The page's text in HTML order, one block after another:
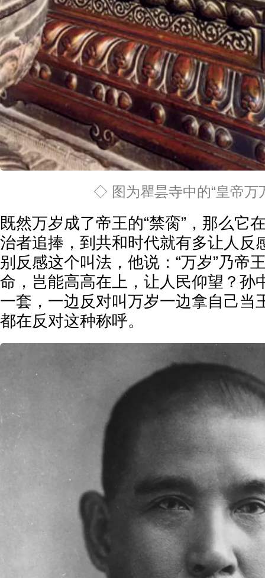
◇ 图为瞿昙寺中的“皇帝万
既然万岁成了帝王的“禁脔”，那么它
治者追捧，到共和时代就有多让人反
别反感这个叫法，他说：“万岁”乃帝
命，岂能高高在上，让人民仰望？孙
一套，一边反对叫万岁一边拿自己当
都在反对这种称呼。